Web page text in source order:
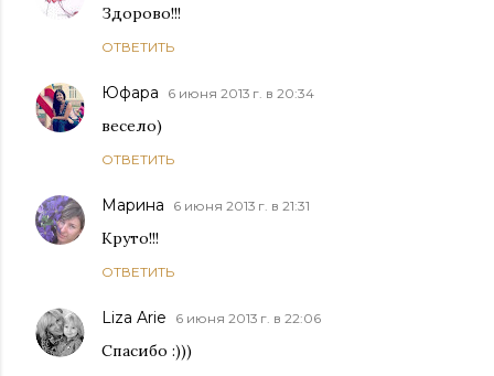
Здорово!!!
ОТВЕТИТЬ
Юфара 6 июня 2013 г. в 20:34
весело)
ОТВЕТИТЬ
Марина 6 июня 2013 г. в 21:31
Круто!!!
ОТВЕТИТЬ
Liza Arie 6 июня 2013 г. в 22:06
Спасибо :)))